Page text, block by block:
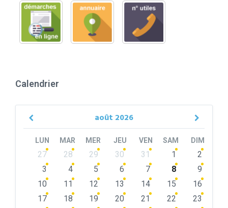
Calendrier
août 2026
Previous
LUN MAR MER JEU VEN SAM DIM
Skip
calendar
27 28 29 30 31 1
2
3
4 5 6 7 8
9
10
11 12 13 14 15
16
17
18 19 20 21 22
23